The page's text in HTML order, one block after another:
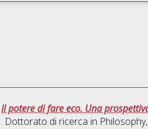
Il potere di fare eco. Una
Dottorato di ricerca in